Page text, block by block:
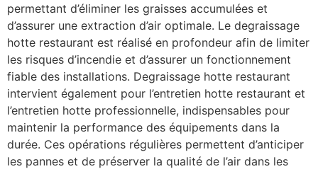
permettant d’éliminer les graisses accumulées et
d’assurer une extraction d’air optimale. Le degraissage
hotte restaurant est réalisé en profondeur afin de limiter
les risques d’incendie et d’assurer un fonctionnement
fiable des installations. Degraissage hotte restaurant
intervient également pour l’entretien hotte restaurant et
l’entretien hotte professionnelle, indispensables pour
maintenir la performance des équipements dans la
durée. Ces opérations régulières permettent d’anticiper
les pannes et de préserver la qualité de l’air dans les